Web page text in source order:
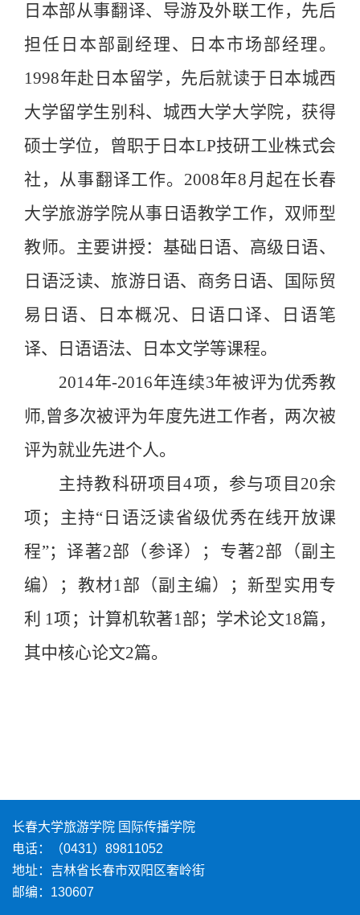
日本部从事翻译、导游及外联工作，先后
担任日本部副经理、日本市场部经理。
1998年赴日本留学，先后就读于日本城西
大学留学生别科、城西大学大学院，获得
硕士学位，曾职于日本LP技研工业株式会
社，从事翻译工作。2008年8月起在长春
大学旅游学院从事日语教学工作，双师型
教师。主要讲授：基础日语、高级日语、
日语泛读、旅游日语、商务日语、国际贸
易日语、日本概况、日语口译、日语笔
译、日语语法、日本文学等课程。
2014年-2016年连续3年被评为优秀教
师,曾多次被评为年度先进工作者，两次被
评为就业先进个人。
主持教科研项目4项，参与项目20余
项；主持“日语泛读省级优秀在线开放课
程”；译著2部（参译）；专著2部（副主
编）；教材1部（副主编）；新型实用专
利 1项；计算机软著1部；学术论文18篇，
其中核心论文2篇。
长春大学旅游学院 国际传播学院
电话：（0431）89811052
地址：吉林省长春市双阳区奢岭街
邮编：130607